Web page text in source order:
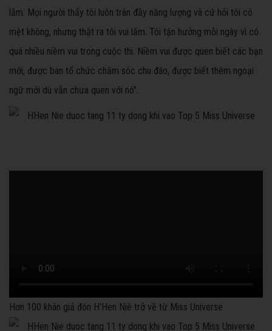
lắm. Mọi người thấy tôi luôn tràn đầy năng lượng và cứ hỏi tôi có
mệt không, nhưng thật ra tôi vui lắm. Tôi tận hưởng mỗi ngày vì có
quá nhiều niềm vui trong cuộc thi. Niềm vui được quen biết các bạn
mới, được ban tổ chức chăm sóc chu đáo, được biết thêm ngoại
ngữ mới dù vẫn chưa quen với nó".
Hơn 100 khán giả đón H'Hen Niê trở về từ Miss Universe